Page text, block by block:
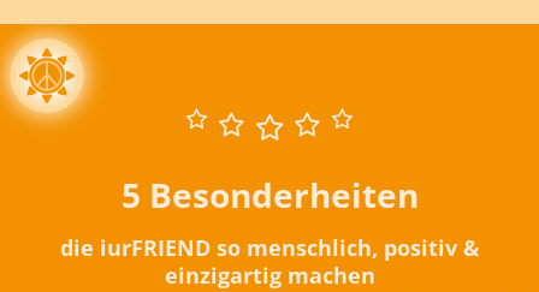
5 Besonderheiten
die iurFRIEND so menschlich, positiv &
einzigartig machen